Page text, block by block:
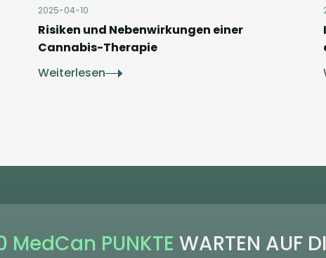
2025-04-10
Risiken und Nebenwirkungen einer
Cannabis-Therapie
Weiterlesen
MedCan PUNKTE WARTEN AUF